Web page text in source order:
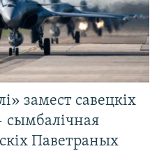
замест савецкіх
сымбалічная
Паветраных